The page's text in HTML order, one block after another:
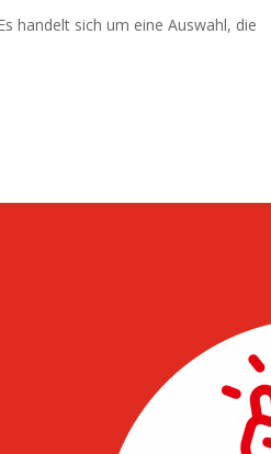
handelt sich um eine Auswahl, die